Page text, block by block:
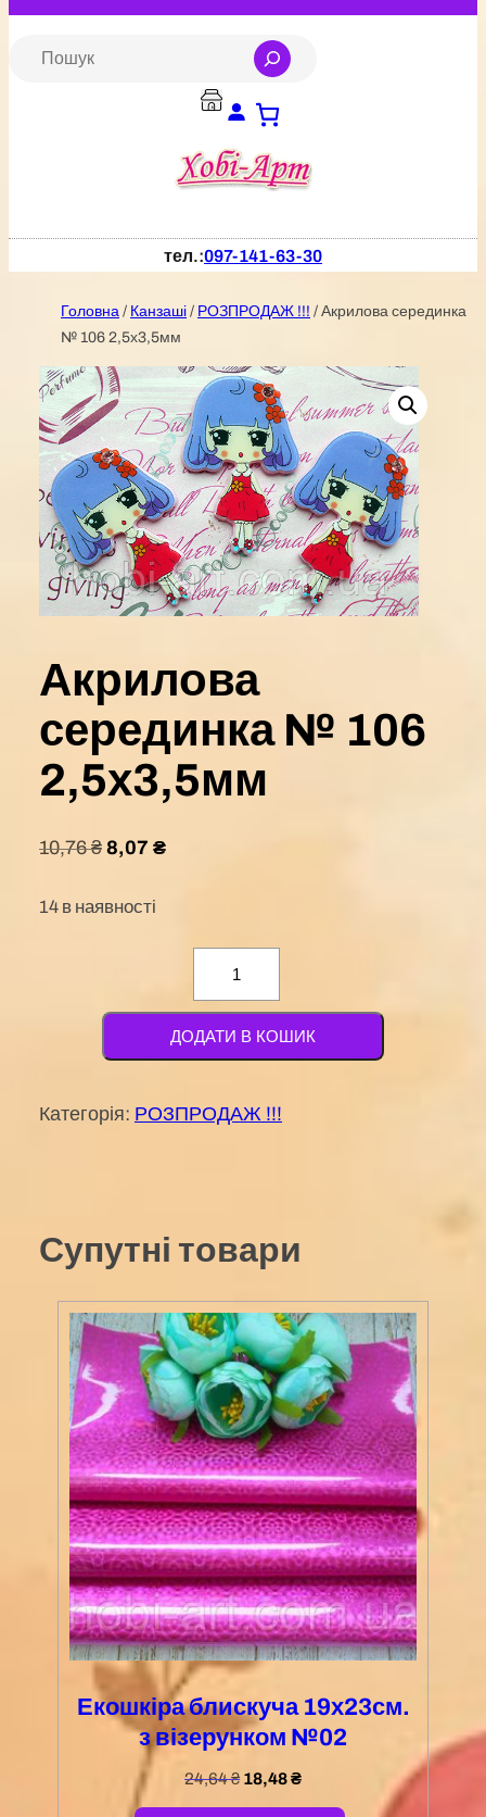
Перейти
тел.:097-141-63-30
Головна / Канзаші / РОЗПРОДАЖ !!! / Акрилова серединка
№ 106 2,5х3,5мм
Акрилова
серединка № 106
2,5х3,5мм
10,76₴ 8,07 ₴
14 в наявності
серединка
№
106
кількість
ДОДАТИ В КОШИК
Категорія: РОЗПРОДАЖ !!!
Супутні товари
Екошкіра блискуча 19х23см.
з візерунком №02
24,64₴ 18,48₴